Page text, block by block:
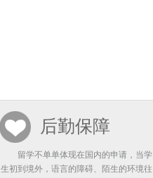
后勤保障
留学不单单体现在国内的申请，当学
生初到境外，语言的障碍、陌生的环境往